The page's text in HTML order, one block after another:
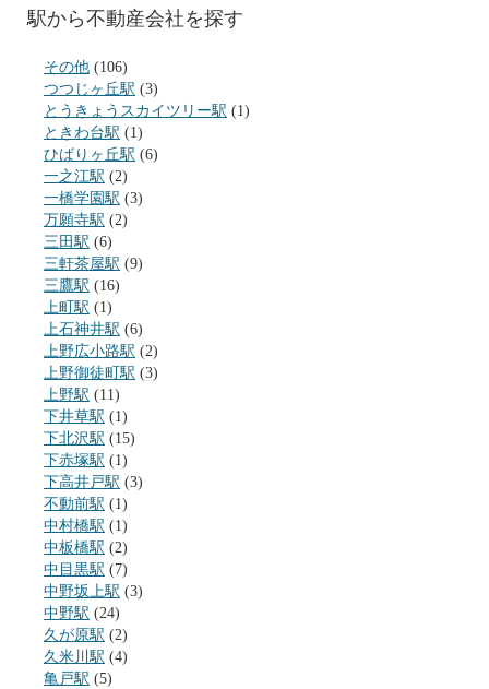
駅から不動産会社を探す
その他 (106)
つつじヶ丘駅 (3)
とうきょうスカイツリー駅 (1)
ときわ台駅 (1)
ひばりヶ丘駅 (6)
一之江駅 (2)
一橋学園駅 (3)
万願寺駅 (2)
三田駅 (6)
三軒茶屋駅 (9)
三鷹駅 (16)
上町駅 (1)
上石神井駅 (6)
上野広小路駅 (2)
上野御徒町駅 (3)
上野駅 (11)
下井草駅 (1)
下北沢駅 (15)
下赤塚駅 (1)
下高井戸駅 (3)
不動前駅 (1)
中村橋駅 (1)
中板橋駅 (2)
中目黒駅 (7)
中野坂上駅 (3)
中野駅 (24)
久が原駅 (2)
久米川駅 (4)
亀戸駅 (5)